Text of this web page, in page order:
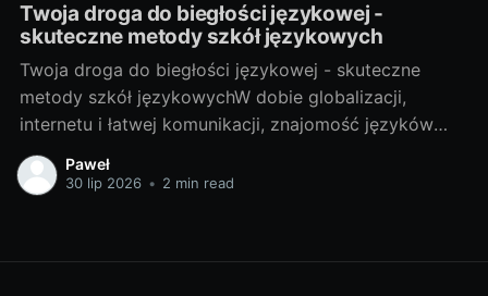
Twoja droga do biegłości językowej -
skuteczne metody szkół językowych
Twoja droga do biegłości językowej - skuteczne
metody szkół językowychW dobie globalizacji,
internetu i łatwej komunikacji, znajomość języków
obcych stała się prawie koniecznością. Bez względu
na to, czy potrzebujesz go do pracy, do podróży, czy
dlatego
Paweł
30 lip 2026 • 2 min read